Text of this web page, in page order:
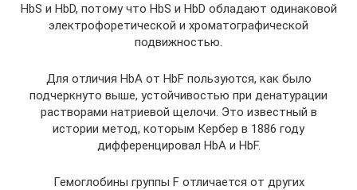
HbS и HbD, потому что HbS и HbD обладают одинаковой
электрофоретической и хроматографической
подвижностью.
Для отличия HbA от HbF пользуются, как было
подчеркнуто выше, устойчивостью при денатурации
растворами натриевой щелочи. Это известный в
истории метод, которым Кербер в 1886 году
дифференцировал HbA и HbF.
Гемоглобины группы F отличается от других